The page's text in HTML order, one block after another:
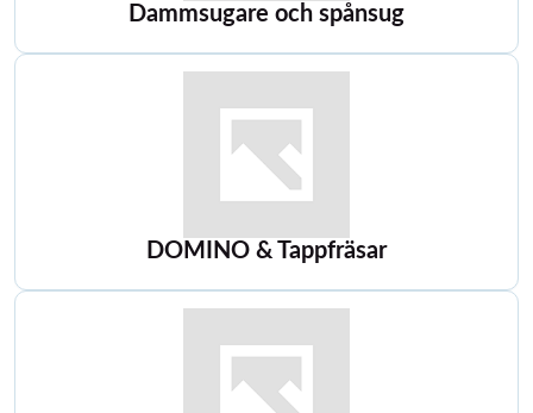
Dammsugare och spånsug
DOMINO & Tappfräsar